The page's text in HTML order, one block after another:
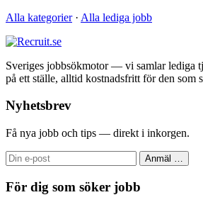
Alla kategorier· Alla lediga jobb
Sveriges jobbsökmotor — vi samlar lediga
på ett ställe, alltid kostnadsfritt för den som
Nyhetsbrev
Få nya jobb och tips — direkt i inkorgen.
Anmäl …
För dig som söker jobb